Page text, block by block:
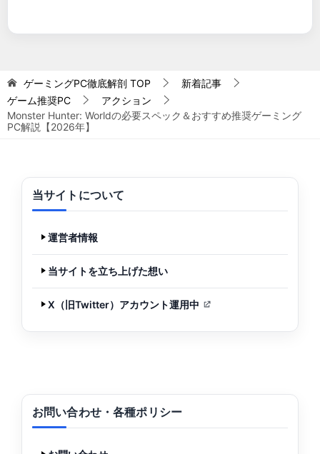
ゲーミングPC徹底解剖 TOP
新着記事
ゲーム推奨PC
アクション
Monster Hunter: Worldの必要スペック＆おすすめ推奨ゲーミング
PC解説【2026年】
当サイトについて
運営者情報
当サイトを立ち上げた想い
X（旧Twitter）アカウント運用中
お問い合わせ・各種ポリシー